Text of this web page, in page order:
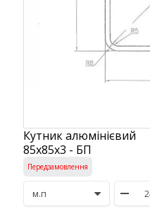
Кутник алюмінієвий
85х85х3 - БП
Передзамовлення